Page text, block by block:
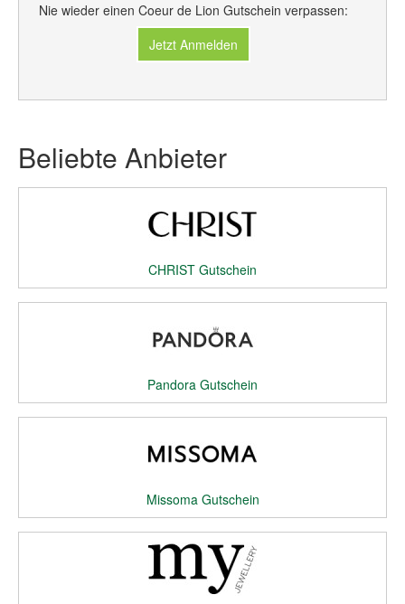
Nie wieder einen Coeur de Lion Gutschein verpassen:
Jetzt Anmelden
Beliebte Anbieter
CHRIST Gutschein
Pandora Gutschein
Missoma Gutschein